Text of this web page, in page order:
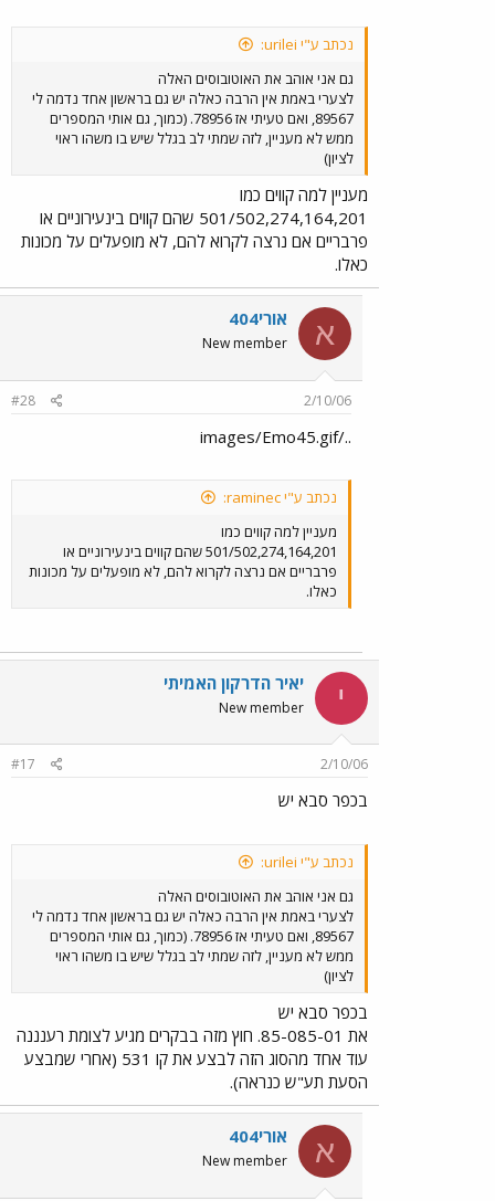
נכתב ע"י urilei:
גם אני אוהב את האוטובוסים האלה
לצערי באמת אין הרבה כאלה יש גם בראשון אחד נדמה לי
89567, ואם טעיתי אז 78956. (כמוך, גם אותי המספרים
ממש לא מעניין, לזה שמתי לב בגלל שיש בו משהו ראוי
לציון)
מעניין למה קווים כמו
501/502,274,164,201 שהם קווים בינעירוניים או
פרבריים אם נרצה לקרוא להם, לא מופעלים על מכונות
כאלו.
א אורי404
New member
2/10/06
#28
../images/Emo45.gif
נכתב ע"י raminec:
מעניין למה קווים כמו
501/502,274,164,201 שהם קווים בינעירוניים או
פרבריים אם נרצה לקרוא להם, לא מופעלים על מכונות
כאלו.
י יאיר הדרקון האמיתי
New member
2/10/06
#17
בכפר סבא יש
נכתב ע"י urilei:
גם אני אוהב את האוטובוסים האלה
לצערי באמת אין הרבה כאלה יש גם בראשון אחד נדמה לי
89567, ואם טעיתי אז 78956. (כמוך, גם אותי המספרים
ממש לא מעניין, לזה שמתי לב בגלל שיש בו משהו ראוי
לציון)
בכפר סבא יש
את 85-085-01. חוץ מזה בבקרים מגיע לצומת רענננה
עוד אחד מהסוג הזה לבצע את קו 531 (אחרי שמבצע
הסעת תע"ש כנראה).
א אורי404
New member